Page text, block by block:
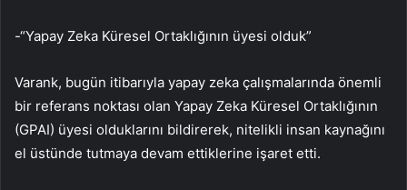
-“Yapay Zeka Küresel Ortaklığının üyesi olduk”
Varank, bugün itibarıyla yapay zeka çalışmalarında önemli
bir referans noktası olan Yapay Zeka Küresel Ortaklığının
(GPAI) üyesi olduklarını bildirerek, nitelikli insan kaynağını
el üstünde tutmaya devam ettiklerine işaret etti.